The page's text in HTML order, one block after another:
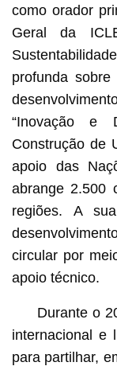
como orador
Geral da
profunda
“Inovação e
Construção de
apoio das
abrange 2.500
regiões. A
circular por
apoio técnico.
Durante o
internacional e
para partilhar,